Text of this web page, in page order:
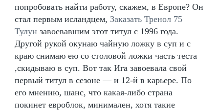
попробовать найти работу, скажем, в Европе? Он
стал первым исландцем, Заказать Тренол 75
Тулун завоевавшим этот титул с 1996 года.
Другой рукой окунаю чайную ложку в суп и с
краю снимаю ею со столовой ложки часть теста
,скидываю в суп. Вот так Ига завоевала свой
первый титул в сезоне — и 12-й в карьере. По
его мнению, шанс, что какая-либо страна
покинет евроблок, минимален, хотя такие